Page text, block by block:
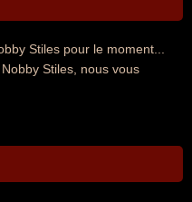
Stiles pour le moment...
Stiles, nous vous